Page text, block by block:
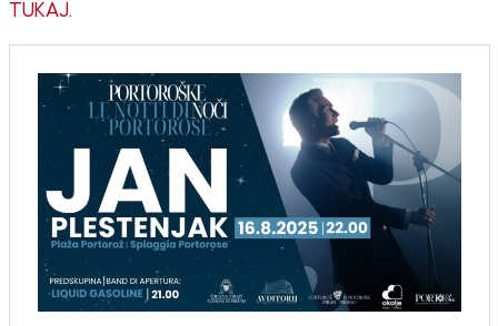
TUKAJ.